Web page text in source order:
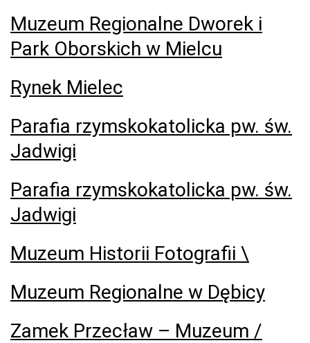
Muzeum Regionalne Dworek i
Park Oborskich w Mielcu
Rynek Mielec
Parafia rzymskokatolicka pw. św.
Jadwigi
Parafia rzymskokatolicka pw. św.
Jadwigi
Muzeum Historii Fotografii \
Muzeum Regionalne w Dębicy
Zamek Przecław – Muzeum /